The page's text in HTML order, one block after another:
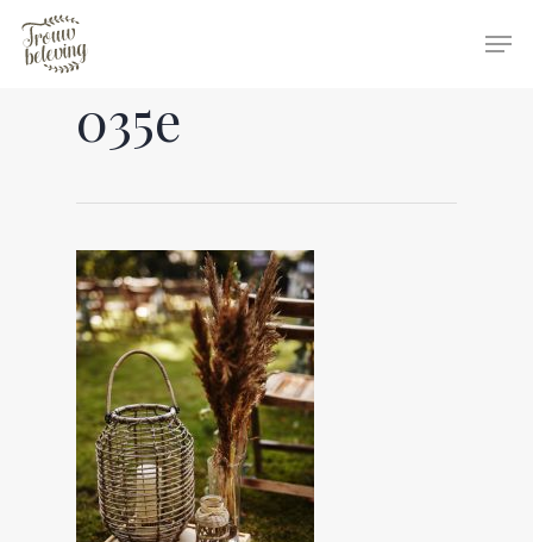
Hit enter to search or ESC to close
035e